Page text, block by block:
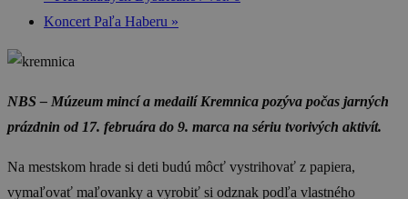
Koncert Paľa Haberu »
NBS – Múzeum mincí a medailí Kremnica pozýva počas jarných
prázdnin od 17. februára do 9. marca na sériu tvorivých aktivít.
Na mestskom hrade si deti budú môcť vystrihovať z papiera,
vymaľovať maľovanky a vyrobiť si odznak podľa vlastného